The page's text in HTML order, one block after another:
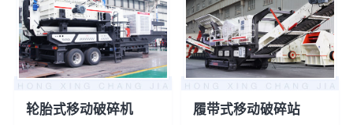
轮胎式移动破碎机 履带式移动破碎站